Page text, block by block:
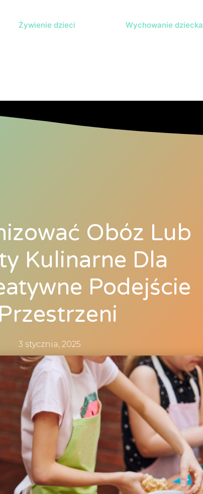
Żywienie dzieci Wychowanie dziecka
Obóz Lub
Kulinarne Dla
Podejście
3 stycznia, 2025